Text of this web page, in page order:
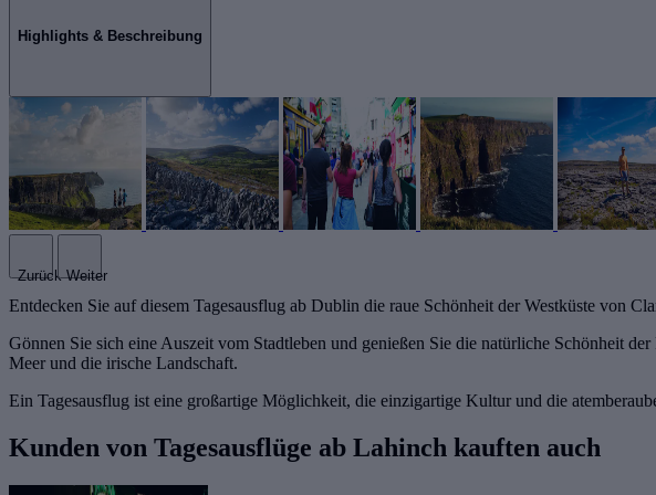
Highlights & Beschreibung
Zurück Weiter
Entdecken Sie auf diesem Tagesausflug ab Dublin die raue Schönheit der Westküste von
Gönnen Sie sich eine Auszeit vom Stadtleben und genießen Sie die natürliche Schönheit
Meer und die irische Landschaft.
Ein Tagesausflug ist eine großartige Möglichkeit, die einzigartige Kultur und die
Kunden von Tagesausflüge ab Lahinch kauften auch